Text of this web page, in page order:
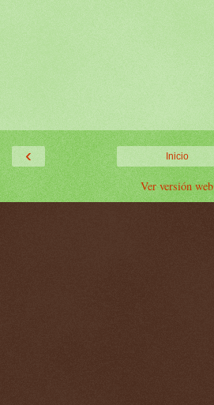
‹ Inicio
Ver versión web